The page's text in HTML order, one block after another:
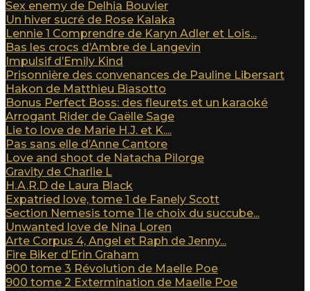
Sex enemy de Delhia Bouvier
Un hiver sucré de Rose Kalaka
Lennie 1 Comprendre de Karyn Adler et Lois...
Bas les crocs d’Ambre de Langevin
Impulsif d’Emily Kind
Prisonnière des convenances de Pauline Libersart
Hakon de Matthieu Biasotto
Bonus Perfect Boss: des fleurets et un karaoké
Arrogant Rider de Gaëlle Sage
Lie to love de Marie H.J. et K....
Pas sans elle d’Anne Cantore
Love and shoot de Natacha Pilorge
Gravity de Charlie L
H.A.R.D de Laura Black
Expatried love, tome 1 de Fanely Scott
Section Nemesis tome 1 le choix du succube...
Unwanted love de Nina Loren
Arte Corpus 4, Angel et Raph de Jenny...
Fire Biker d’Erin Graham
900 tome 3 Révolution de Maelle Poe
900 tome 2 Extermination de Maelle Poe